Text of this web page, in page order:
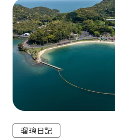
瑠璃日記